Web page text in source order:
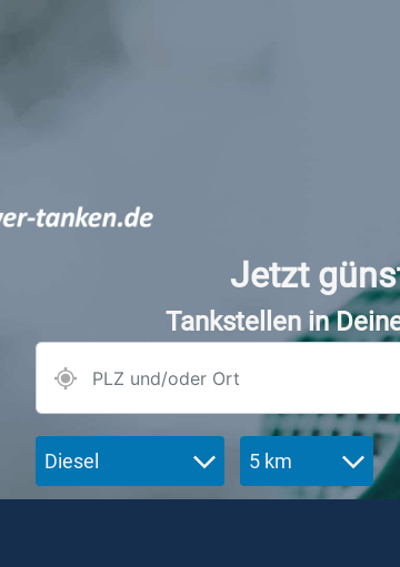
Jetzt
Tankstellen in
Diesel 5 km